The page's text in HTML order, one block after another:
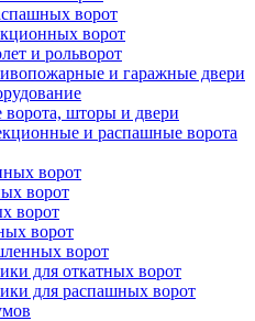
ворот
ворот
и рольворот
и гаражные двери
шторы и двери
и распашные ворота
ворот
ворот
ворот
ворот
ворот
для откатных ворот
для распашных ворот